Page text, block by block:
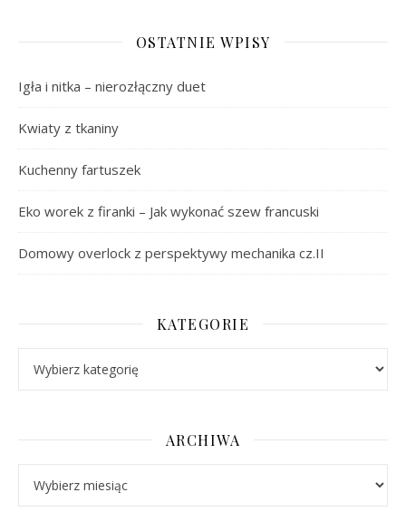
OSTATNIE WPISY
Igła i nitka – nierozłączny duet
Kwiaty z tkaniny
Kuchenny fartuszek
Eko worek z firanki – Jak wykonać szew francuski
Domowy overlock z perspektywy mechanika cz.II
KATEGORIE
ARCHIWA